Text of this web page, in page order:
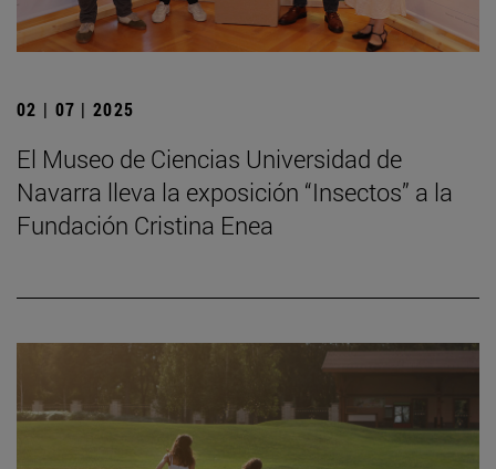
02 | 07 | 2025
El Museo de Ciencias Universidad de
Navarra lleva la exposición “Insectos” a la
Fundación Cristina Enea